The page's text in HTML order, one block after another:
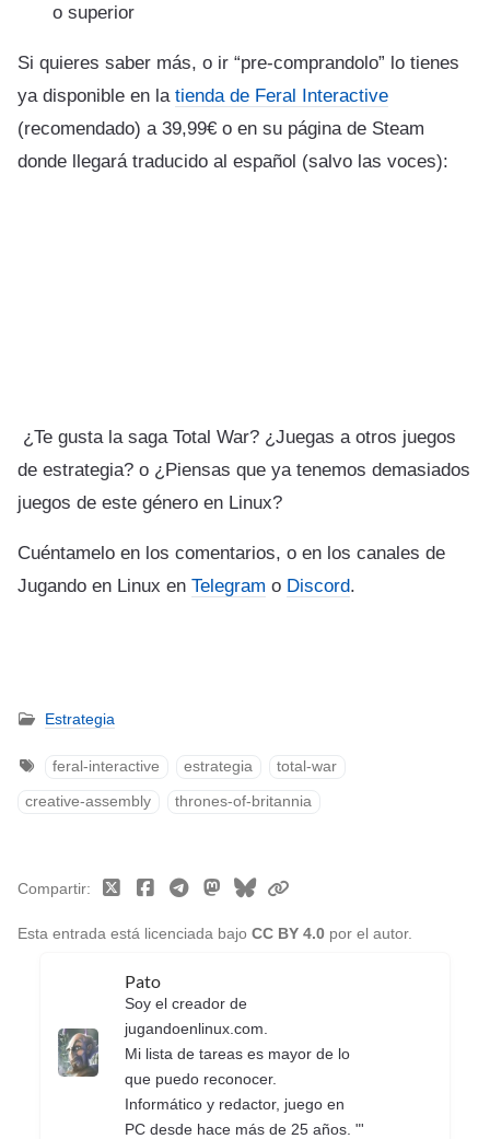
o superior
Si quieres saber más, o ir “pre-comprandolo” lo tienes
ya disponible en la tienda de Feral Interactive
(recomendado) a 39,99€ o en su página de Steam
donde llegará traducido al español (salvo las voces):
¿Te gusta la saga Total War? ¿Juegas a otros juegos
de estrategia? o ¿Piensas que ya tenemos demasiados
juegos de este género en Linux?
Cuéntamelo en los comentarios, o en los canales de
Jugando en Linux en Telegram o Discord.
Estrategia
feral-interactive estrategia total-war
creative-assembly thrones-of-britannia
Esta entrada está licenciada bajo CC BY 4.0 por el autor.
Compartir
Pato
Soy el creador de
jugandoenlinux.com.
Mi lista de tareas es mayor de lo
que puedo reconocer.
Informático y redactor, juego en
PC desde hace más de 25 años. "'